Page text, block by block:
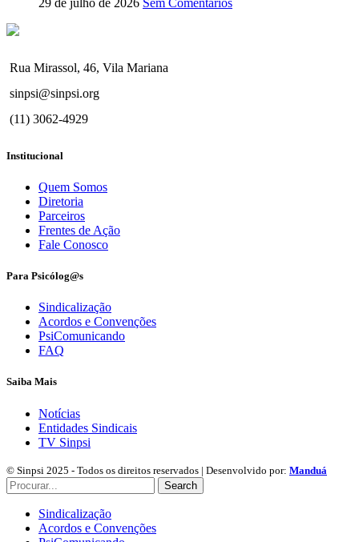
Rua Mirassol, 46, Vila Mariana
sinpsi@sinpsi.org
(11) 3062-4929
Institucional
Quem Somos
Diretoria
Parceiros
Frentes de Ação
Fale Conosco
Para Psicólog@s
Sindicalização
Acordos e Convenções
PsiComunicando
FAQ
Saiba Mais
Notícias
Entidades Sindicais
TV Sinpsi
© Sinpsi 2025 - Todos os direitos reservados | Desenvolvido por: Manduá
Search
Sindicalização
Acordos e Convenções